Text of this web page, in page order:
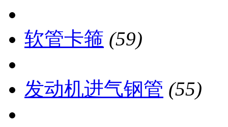
软管卡箍 (59)
发动机进气钢管 (55)